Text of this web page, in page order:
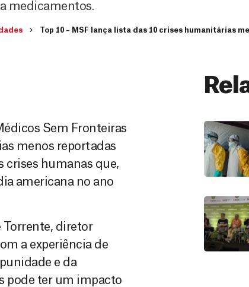
medicamentos.
Top 10 – MSF lança lista das 10 crises humanitárias
Sem Fronteiras
menos reportadas
crises humanas que,
americana no ano
Torrente, diretor
a experiência de
e da
pode ter um impacto